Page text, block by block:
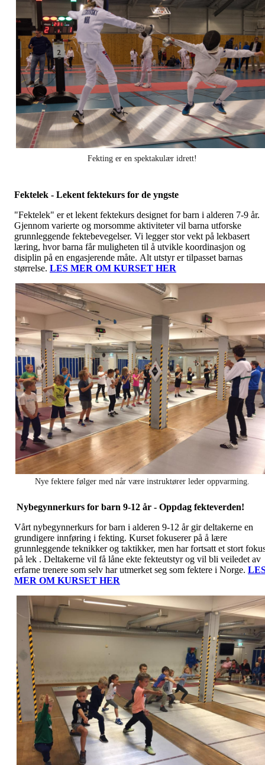
Fekting er en spektakulær idrett!
Fektelek - Lekent fektekurs for de yngste
"Fektelek" er et lekent fektekurs designet for barn i alderen 7-9 år.
Gjennom varierte og morsomme aktiviteter vil barna utforske
grunnleggende fektebevegelser. Vi legger stor vekt på lekbasert
læring, hvor barna får muligheten til å utvikle koordinasjon og
disiplin på en engasjerende måte. Alt utstyr er tilpasset barnas
størrelse. LES MER OM KURSET HER
Nye fektere følger med når være instruktører leder oppvarming.
Nybegynnerkurs for barn 9-12 år - Oppdag fekteverden!
Vårt nybegynnerkurs for barn i alderen 9-12 år gir deltakerne en
grundigere innføring i fekting. Kurset fokuserer på å lære
grunnleggende teknikker og taktikker, men har fortsatt et stort
på lek . Deltakerne vil få låne ekte fekteutstyr og vil bli veiledet av
erfarne trenere som selv har utmerket seg som fektere i Norge.
MER OM KURSET HER